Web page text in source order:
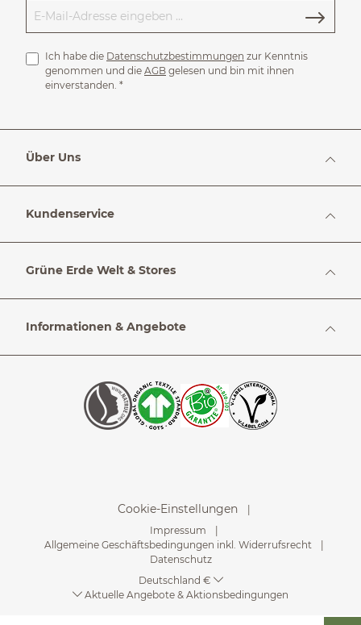
Ich habe die Datenschutzbestimmungen zur Kenntnis
genommen und die AGB gelesen und bin mit ihnen
einverstanden. *
Über Uns
Kundenservice
Grüne Erde Welt & Stores
Informationen & Angebote
Aktuelle Angebote & Aktionsbedingungen
Cookie-Einstellungen
Impressum
Allgemeine Geschäftsbedingungen inkl. Widerrufsrecht
Datenschutz
Deutschland €